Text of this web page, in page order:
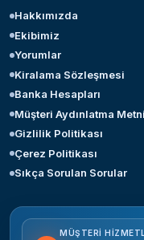
Hakkımızda
Ekibimiz
Yorumlar
Kiralama Sözleşmesi
Banka Hesapları
Müşteri Aydınlatma Metni
Gizlilik Politikası
Çerez Politikası
Sıkça Sorulan Sorular
MÜŞTERI